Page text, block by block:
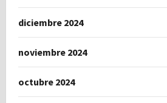
diciembre 2024
noviembre 2024
octubre 2024